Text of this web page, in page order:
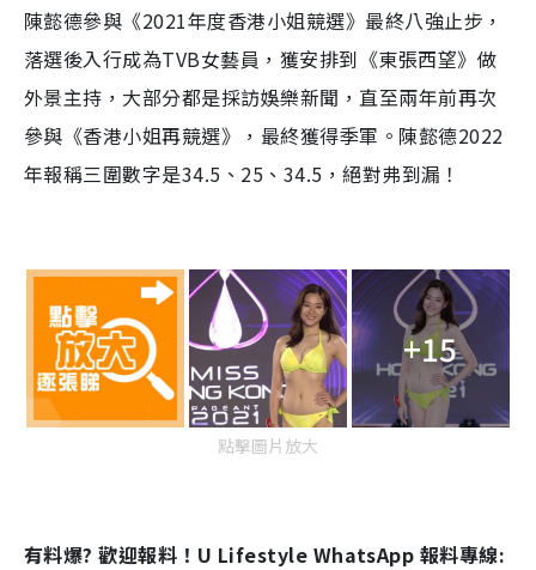
陳懿德參與《2021年度香港小姐競選》最終八強止步，
落選後入行成為TVB女藝員，獲安排到《東張西望》做
外景主持，大部分都是採訪娛樂新聞，直至兩年前再次
參與《香港小姐再競選》，最終獲得季軍。陳懿德2022
年報稱三圍數字是34.5、25、34.5，絕對弗到漏！
+15
點擊圖片放大
有料爆? 歡迎報料！U Lifestyle WhatsApp 報料專線: